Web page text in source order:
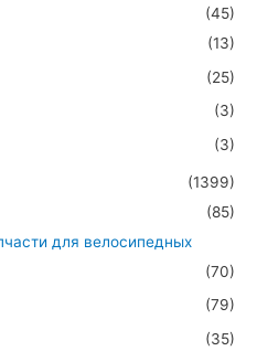
(45)
(13)
(25)
(3)
(3)
(1399)
(85)
для велосипедных
(70)
(79)
(35)